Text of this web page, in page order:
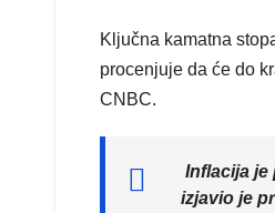
Ključna kamatna
procenjuje da će do
CNBC.
Inflacija je
izjavio je